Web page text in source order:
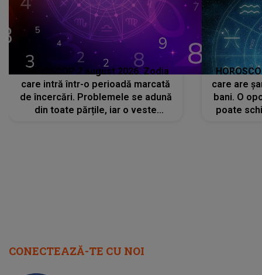
HOROSCOP 7 august 2026. Zodia
care intră într-o perioadă marcată
de încercări. Problemele se adună
din toate părțile, iar o veste
care are
bani. O
poate
CONECTEAZĂ-TE CU NOI